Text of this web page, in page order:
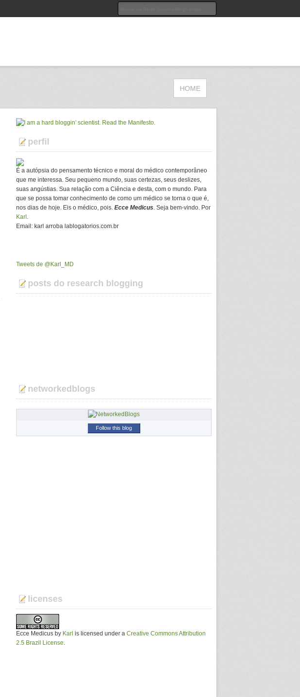
HOME
perfil
É a autópsia do pensamento técnico e moral do médico contemporâneo
que me interessa. Seu pequeno mundo, suas certezas, seus deslizes,
suas angústias. Sua relação com a Ciência e desta, com o mundo. Para
que se possa tomar conhecimento de como um médico se torna o que é,
nos dias de hoje. Eis o médico, pois. Ecce Medicus. Seja bem-vindo. Por
Karl .
Email: karl arroba lablogatorios.com.br
Tweets de @Karl_MD
posts do research blogging
networkedblogs
Follow this blog
licenses
Ecce Medicus by Karl is licensed under a Creative Commons Attribution
2.5 Brazil License.